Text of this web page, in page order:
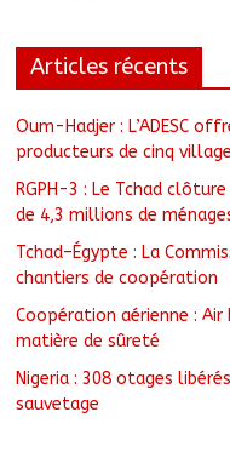
Articles récents
Oum-Hadjer : L’ADESC
producteurs de cinq
RGPH-3 : Le Tchad
de 4,3 millions de
Tchad–Égypte : La
chantiers de coopération
Coopération aérienne : Air
matière de sûreté
Nigeria : 308 otages
sauvetage